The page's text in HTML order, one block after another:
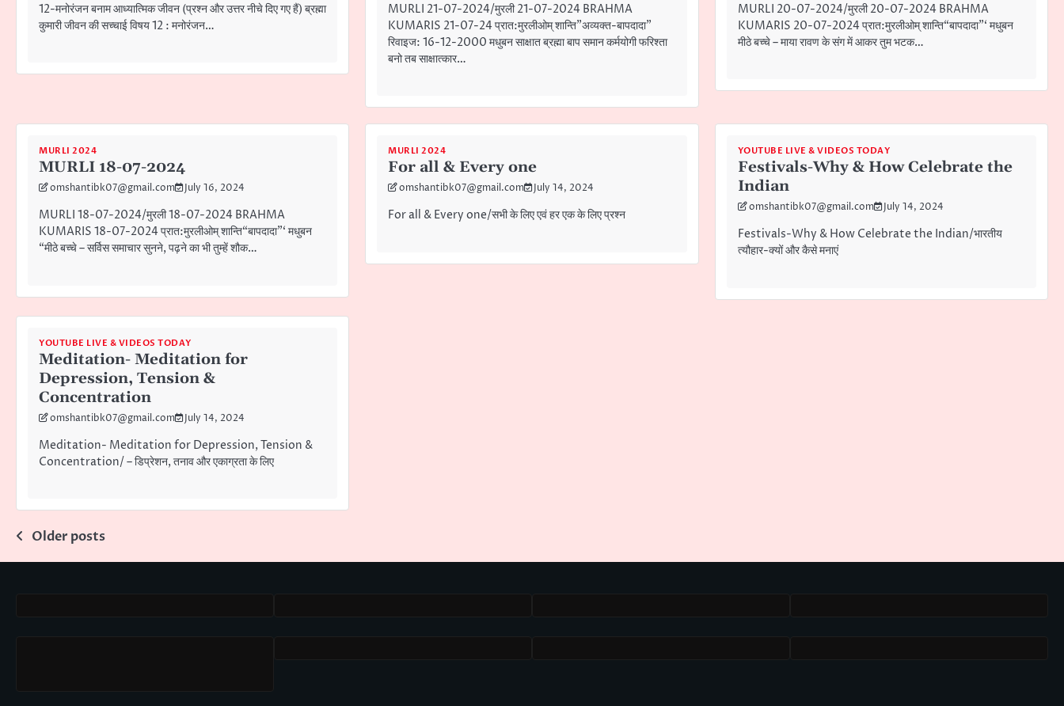
12-मनोरंजन बनाम आध्यात्मिक जीवन (प्रश्न और उत्तर नीचे दिए गए हैं) ब्रह्मा
कुमारी जीवन की सच्चाई विषय 12 : मनोरंजन…
MURLI 21-07-2024/मुरली 21-07-2024 BRAHMA
KUMARIS 21-07-24 प्रात:मुरलीओम् शान्ति”अव्यक्त-बापदादा”
रिवाइज: 16-12-2000 मधुबन साक्षात ब्रह्मा बाप समान कर्मयोगी फरिश्ता
बनो तब साक्षात्कार…
MURLI 20-07-2024/मुरली 20-07-2024 BRAHMA
KUMARIS 20-07-2024 प्रात:मुरलीओम् शान्ति“बापदादा”‘ मधुबन
मीठे बच्चे – माया रावण के संग में आकर तुम भटक…
MURLI 2024
MURLI 18-07-2024
omshantibk07@gmail.com July 16, 2024
MURLI 18-07-2024/मुरली 18-07-2024 BRAHMA
KUMARIS 18-07-2024 प्रात:मुरलीओम् शान्ति“बापदादा”‘ मधुबन
“मीठे बच्चे – सर्विस समाचार सुनने, पढ़ने का भी तुम्हें शौक…
MURLI 2024
For all & Every one
omshantibk07@gmail.com July 14, 2024
For all & Every one/सभी के लिए एवं हर एक के लिए प्रश्न
YOUTUBE LIVE & VIDEOS TODAY
Festivals-Why & How Celebrate the
Indian
omshantibk07@gmail.com July 14, 2024
Festivals-Why & How Celebrate the Indian/भारतीय
त्यौहार-क्यों और कैसे मनाएं
YOUTUBE LIVE & VIDEOS TODAY
Meditation- Meditation for
Depression, Tension &
Concentration
omshantibk07@gmail.com July 14, 2024
Meditation- Meditation for Depression, Tension &
Concentration/ – डिप्रेशन, तनाव और एकाग्रता के लिए
Posts
navigation
Older posts